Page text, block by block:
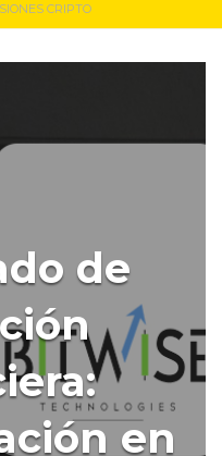
CRIPTO
de
en